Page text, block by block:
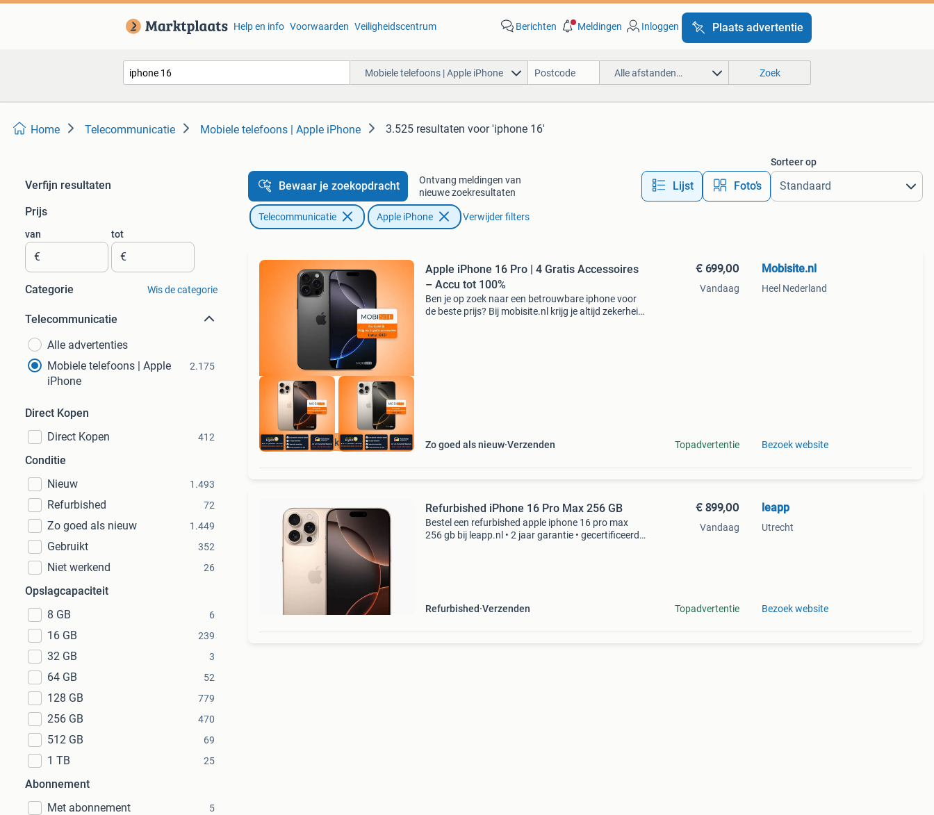
Help en info Voorwaarden Veiligheidscentrum Berichten Meldingen Inloggen Plaats advertentie
Mobiele telefoons | Apple iPhone Alle afstanden… Zoek
Home Telecommunicatie Mobiele telefoons | Apple iPhone 3.525 resultaten voor 'iphone 16'
Verfijn resultaten
Prijs
van
€
tot
€
Categorie Wis de categorie
Telecommunicatie
Alle advertenties
Mobiele telefoons | Apple
iPhone
2.175
Direct Kopen
Direct Kopen
412
Conditie
Nieuw
1.493
Refurbished 72
Zo goed als nieuw 1.449
Gebruikt 352
Niet werkend 26
Opslagcapaciteit
8 GB
6
16 GB 239
32 GB 3
64 GB 52
128 GB 779
256 GB 470
512 GB 69
1 TB 25
Abonnement
Met abonnement
5
Bewaar je zoekopdracht
Ontvang meldingen van
nieuwe zoekresultaten
Lijst Foto’s
Sorteer op
Telecommunicatie Apple iPhone Verwijder filters
Weekdeal
Apple iPhone 16 Pro | 4 Gratis Accessoires
– Accu tot 100%
Ben je op zoek naar een betrouwbare iphone voor
de beste prijs? Bij mobisite.nl krijg je altijd zekerheid,
Zo goed als nieuw Verzenden
€ 699,00
Vandaag
Topadvertentie
Mobisite.nl
Heel Nederland
Bezoek website
Refurbished iPhone 16 Pro Max 256 GB
Bestel een refurbished apple iphone 16 pro max
256 gb bij leapp.nl • 2 jaar garantie • gecertificeerd
Refurbished Verzenden
€ 899,00
Vandaag
Topadvertentie
leapp
Utrecht
Bezoek website